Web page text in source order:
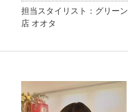
担当スタイリスト：グリーン
店 オオタ